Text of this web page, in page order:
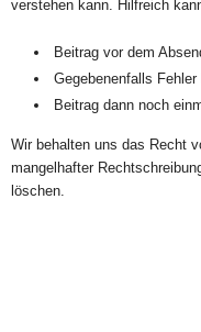
verstehen kann. Hilfreich
Beitrag vor dem
Gegebenenfalls Fehler
Beitrag dann noch
Wir behalten uns das Recht
mangelhafter
löschen.